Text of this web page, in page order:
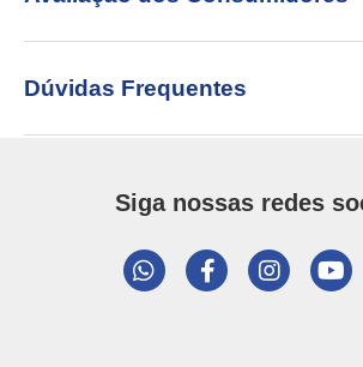
Dúvidas Frequentes
Siga nossas redes